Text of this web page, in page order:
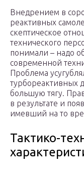
Внедрением в
реактивных
скептическое
технического
понимали – надо
современной
Проблема
турбореактивных
большую тягу.
в результате и
имевший на то
Тактико-